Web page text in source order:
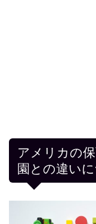
アメリカの
園との違い